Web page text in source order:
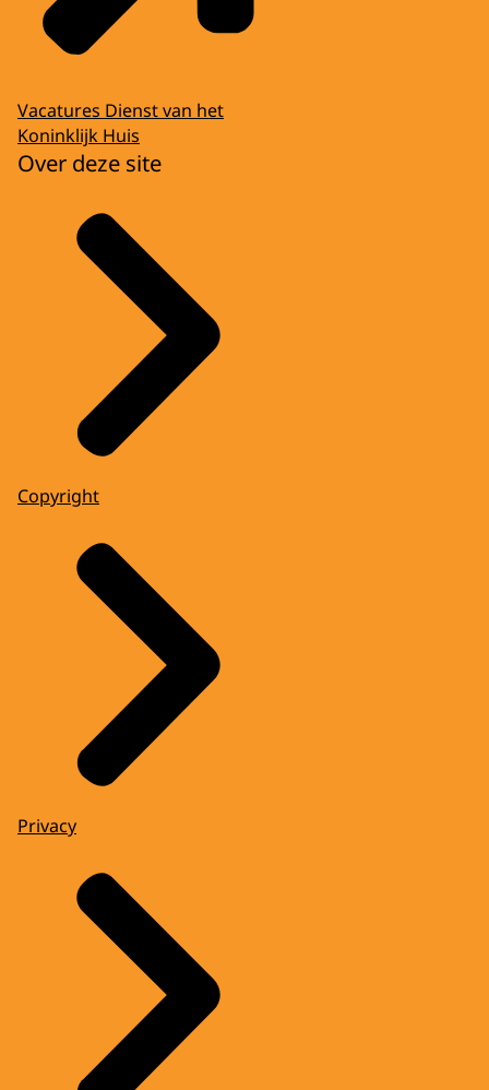
Vacatures Dienst van het
Koninklijk Huis
Over deze site
Copyright
Privacy